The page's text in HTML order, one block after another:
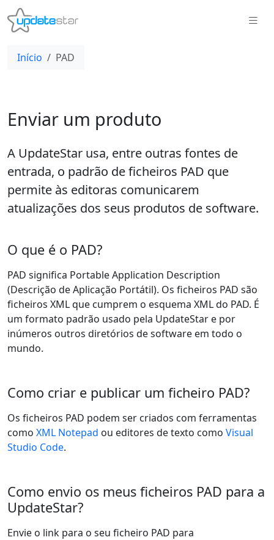
Início PAD
Enviar um produto
A UpdateStar usa, entre outras fontes de
entrada, o padrão de ficheiros PAD que
permite às editoras comunicarem
atualizações dos seus produtos de software.
O que é o PAD?
PAD significa Portable Application Description
(Descrição de Aplicação Portátil). Os ficheiros PAD são
ficheiros XML que cumprem o esquema XML do PAD. É
um formato padrão usado pela UpdateStar e por
inúmeros outros diretórios de software em todo o
mundo.
Como criar e publicar um ficheiro PAD?
Os ficheiros PAD podem ser criados com ferramentas
como XML Notepad ou editores de texto como Visual
Studio Code.
Como envio os meus ficheiros PAD para a
UpdateStar?
Envie o link para o seu ficheiro PAD para